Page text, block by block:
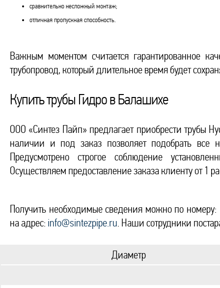
сравнительно несложный монтаж;
отличная пропускная способность.
Важным моментом считается гарантированное
трубопровод, который длительное время будет
Купить трубы Гидро в Балашихе
ООО «Синтез Пайп» предлагает приобрести трубы
наличии и под заказ позволяет подобрать все
Предусмотрено строгое соблюдение
Осуществляем предоставление заказа клиенту от 1
Получить необходимые сведения можно по номеру:
на адрес: info@sintezpipe.ru. Наши сотрудники
Диаметр